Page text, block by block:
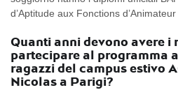
d’Aptitude aux Fonctions
Quanti anni devono avere i
partecipare al programma
ragazzi del campus estivo
Nicolas a Parigi?